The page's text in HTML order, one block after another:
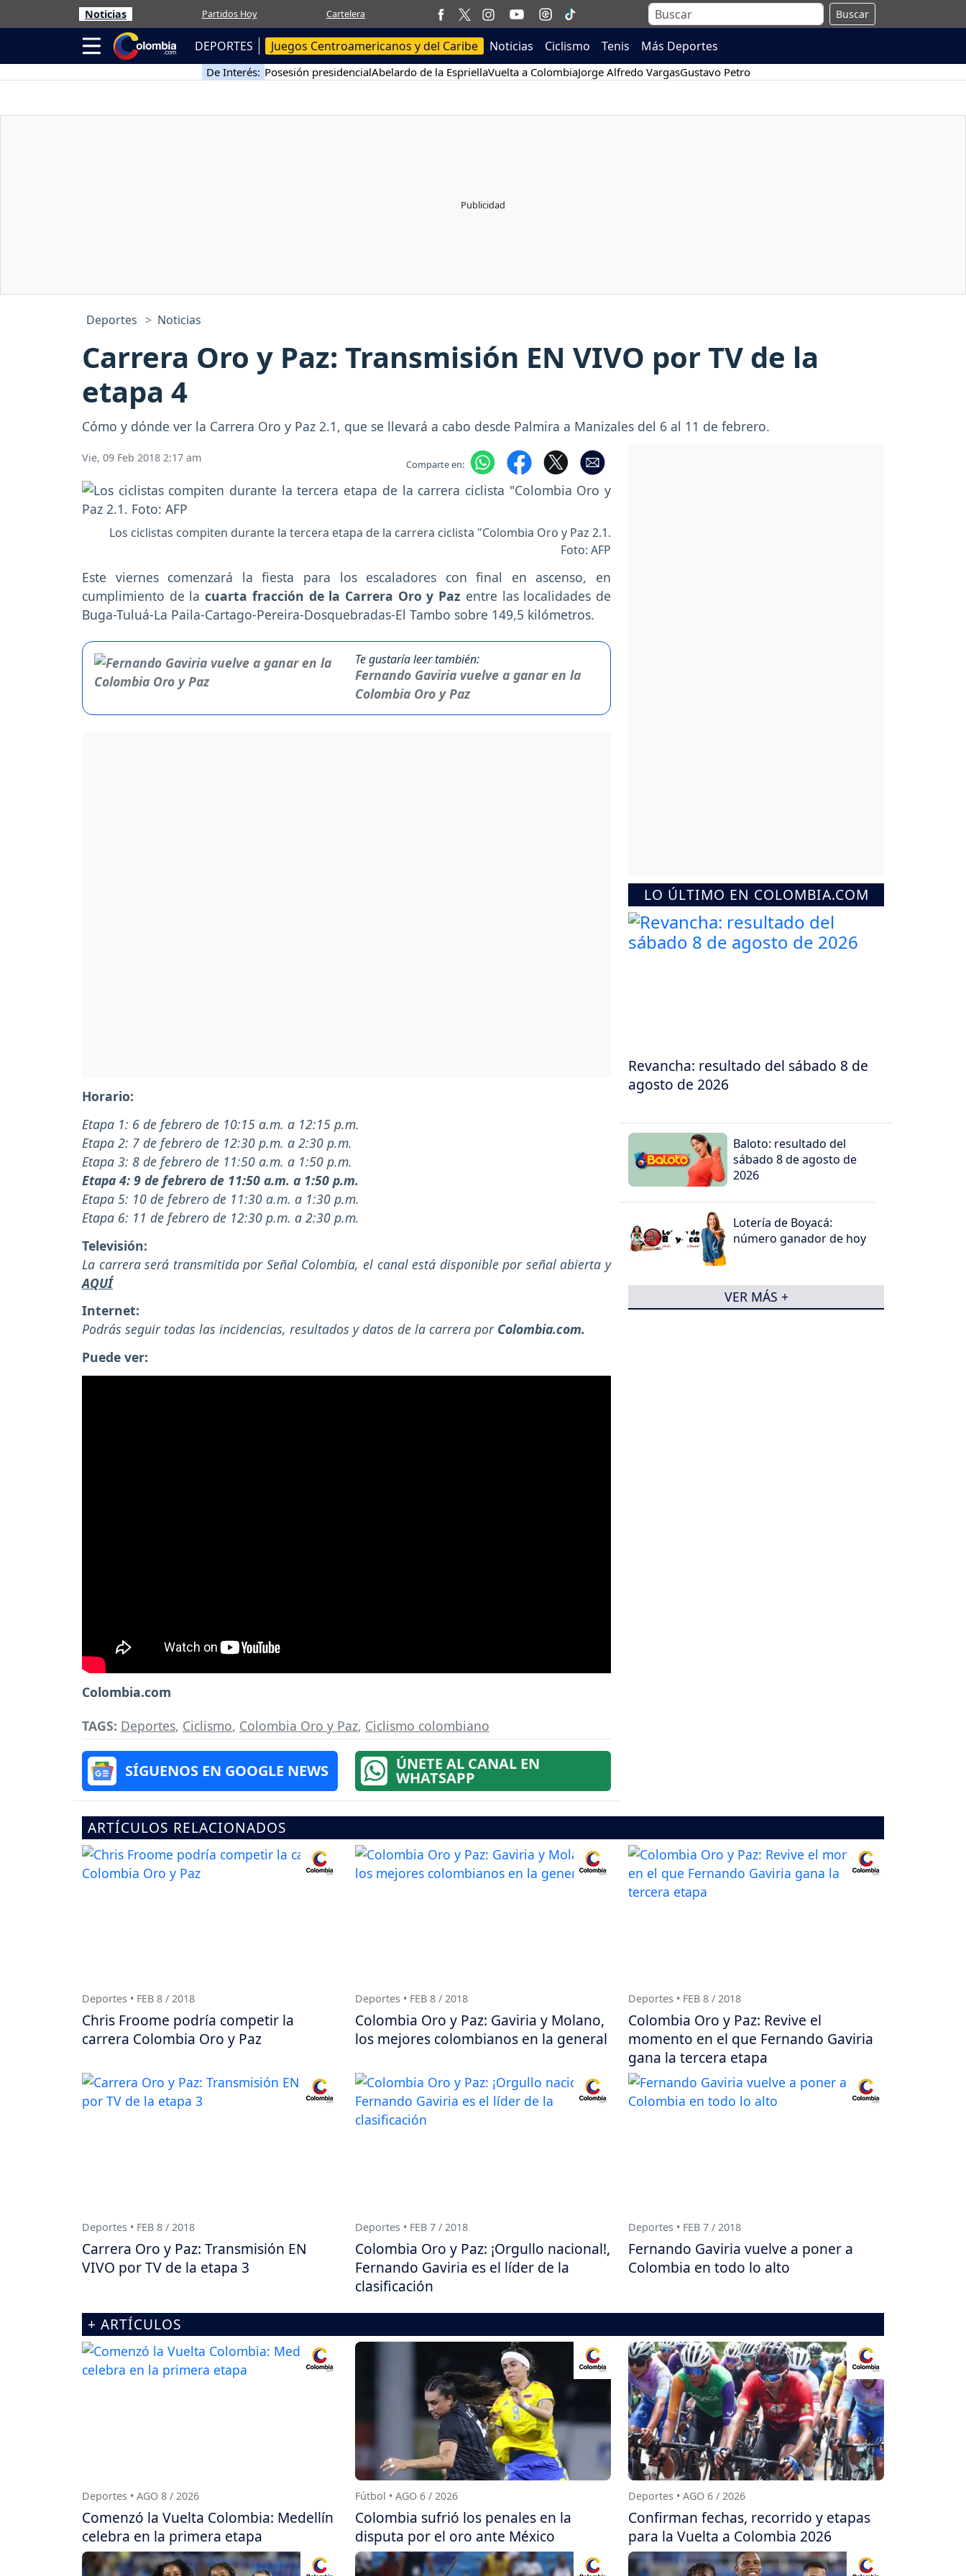
Noticias Partidos Hoy Cartelera Buscar
DEPORTES Juegos Centroamericanos y del Caribe Noticias Ciclismo Tenis Más Deportes
De Interés: Posesión presidencialAbelardo de la EspriellaVuelta a ColombiaJorge Alfredo VargasGustavo Petro
Deportes Noticias
Carrera Oro y Paz: Transmisión EN VIVO por TV de la
etapa 4
Cómo y dónde ver la Carrera Oro y Paz 2.1, que se llevará a cabo desde Palmira a Manizales del 6 al 11 de febrero.
Vie, 09 Feb 2018 2:17 am Comparte en:
Los ciclistas compiten durante la tercera etapa de la carrera ciclista "Colombia Oro y Paz 2.1.
Foto: AFP
Este viernes comenzará la fiesta para los escaladores con final en ascenso, en
cumplimiento de lacuarta fracción de la Carrera Oro y Paz entre las localidades de
Buga-Tuluá-La Paila-Cartago-Pereira-Dosquebradas-El Tambo sobre 149,5 kilómetros.
Te gustaría leer también:
Fernando Gaviria vuelve a ganar en la
Colombia Oro y Paz
Horario:
Etapa 1: 6 de febrero de 10:15 a.m. a 12:15 p.m.
Etapa 2: 7 de febrero de 12:30 p.m. a 2:30 p.m.
Etapa 3: 8 de febrero de 11:50 a.m. a 1:50 p.m.
Etapa 4: 9 de febrero de 11:50 a.m. a 1:50 p.m.
Etapa 5: 10 de febrero de 11:30 a.m. a 1:30 p.m.
Etapa 6: 11 de febrero de 12:30 p.m. a 2:30 p.m.
Televisión:
La carrera será transmitida por Señal Colombia, el canal está disponible por señal abierta y
AQUÍ
Internet:
Podrás seguir todas las incidencias, resultados y datos de la carrera por Colombia.com.
Puede ver:
Colombia.com
TAGS: Deportes, Ciclismo, Colombia Oro y Paz, Ciclismo colombiano
SÍGUENOS EN GOOGLE NEWS ÚNETE AL CANAL EN
WHATSAPP
LO ÚLTIMO EN COLOMBIA.COM
Revancha: resultado del sábado 8 de
agosto de 2026
Baloto: resultado del
sábado 8 de agosto de
2026
Lotería de Boyacá:
número ganador de hoy
VER MÁS +
ARTÍCULOS RELACIONADOS
Deportes • FEB 8 / 2018
Chris Froome podría competir la
carrera Colombia Oro y Paz
Deportes • FEB 8 / 2018
Colombia Oro y Paz: Gaviria y Molano,
los mejores colombianos en la general
Deportes • FEB 8 / 2018
Colombia Oro y Paz: Revive el
momento en el que Fernando Gaviria
gana la tercera etapa
Deportes • FEB 8 / 2018
Carrera Oro y Paz: Transmisión EN
VIVO por TV de la etapa 3
Deportes • FEB 7 / 2018
Colombia Oro y Paz: ¡Orgullo nacional!,
Fernando Gaviria es el líder de la
clasificación
Deportes • FEB 7 / 2018
Fernando Gaviria vuelve a poner a
Colombia en todo lo alto
+ ARTÍCULOS
Deportes • AGO 8 / 2026
Comenzó la Vuelta Colombia: Medellín
celebra en la primera etapa
Fútbol • AGO 6 / 2026
Colombia sufrió los penales en la
disputa por el oro ante México
Deportes • AGO 6 / 2026
Confirman fechas, recorrido y etapas
para la Vuelta a Colombia 2026